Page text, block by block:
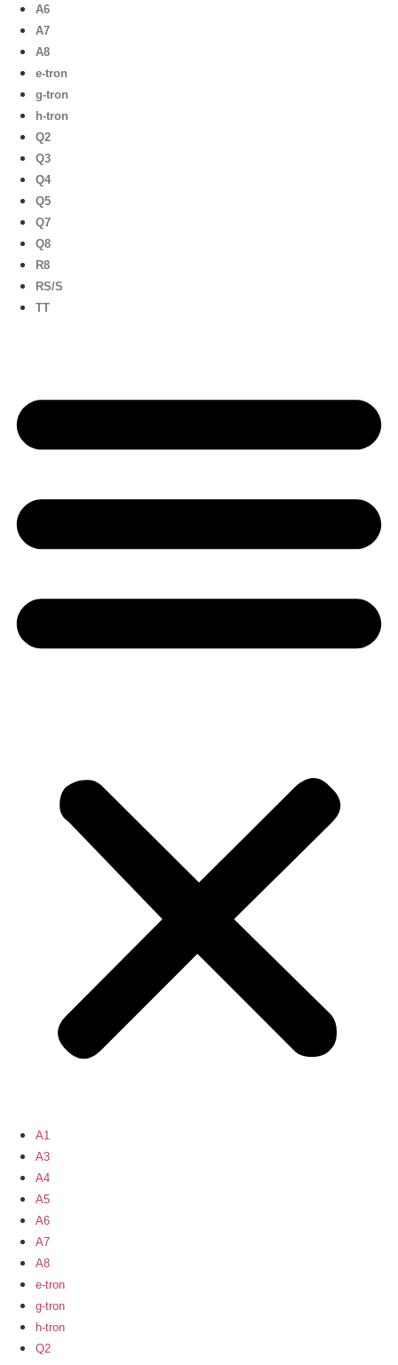
A6
A7
A8
e-tron
g-tron
h-tron
Q2
Q3
Q4
Q5
Q7
Q8
R8
RS/S
TT
A1
A3
A4
A5
A6
A7
A8
e-tron
g-tron
h-tron
Q2